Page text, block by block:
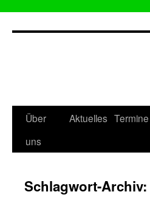
Inhalt
Über
uns
Aktuelles Termine
Schlagwort-Archiv: